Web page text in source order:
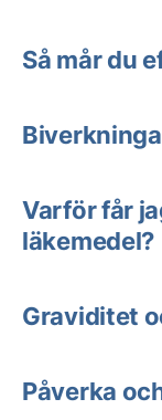
Så mår du
Varför får
läkemedel?
Graviditet
Påverka